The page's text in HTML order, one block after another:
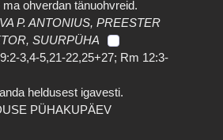
ohverdan tänuohvreid.
P. ANTONIUS, PREESTER
SUURPÜHA
3,4-5,21-22,25+27; Rm 12:3-
heldusest igavesti.
PÜHAKUPÄEV